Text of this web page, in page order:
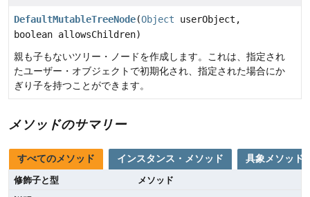
DefaultMutableTreeNode(Object userObject,
boolean allowsChildren)
親も子もないツリー・ノードを作成します。これは、指定され
たユーザー・オブジェクトで初期化され、指定された場合にか
ぎり子を持つことができます。
メソッドのサマリー
すべてのメソッド インスタンス・メソッド 具象メソッド
修飾子と型
メソッド